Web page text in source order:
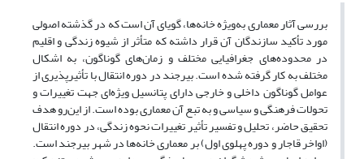
بررسی آثار معماری به‌ویژه خانه‌ها، گویای آن است که در گذشته اصولی
مورد تأکید سازندگان آن قرار داشته که متأثر از شیوه زندگی و اقلیم
در محدوده‌های جغرافیایی مختلف و زمان‌های گوناگون، به اشکال
مختلف به کار گرفته شده است. بیرجند در دوره انتقال با تأثیرپذیری از
عوامل گوناگون داخلی و خارجی دارای پتانسیل ویژه‌ای جهت تغییرات و
تحولات فرهنگی و سیاسی و به تبع آن معماری بوده است. از این‌رو هدف
تحقیق حاضر، تحلیل و تفسیر تأثیر تغییرات نحوه زندگی، در دوره انتقال
(اواخر قاجار و دوره پهلوی اول) بر معماری خانه‌ها در شهر بیرجند است.